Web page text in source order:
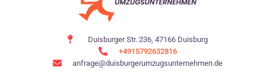
Duisburger Str. 236, 47166 Duisburg
+4915792632816
anfrage@duisburgerumzugsunternehmen.de